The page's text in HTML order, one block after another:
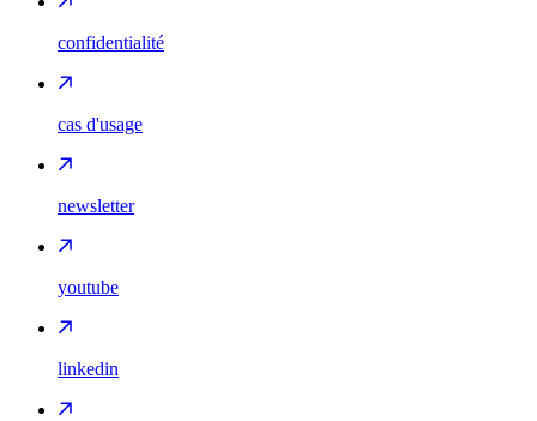
confidentialité
cas d'usage
newsletter
youtube
linkedin